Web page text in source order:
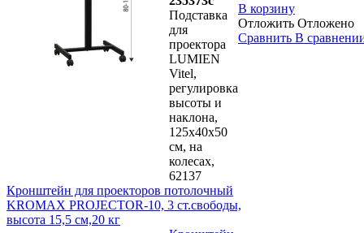
Подставка
для
проектора
LUMIEN
Vitel,
регулировка
высоты и
наклона,
125х40х50
см, на
колесах,
62137
В корзину
Отложить Отложено
Сравнить В
Кронштейн для проекторов потолочный
KROMAX PROJECTOR-10, 3 ст.свободы,
высота 15,5 см,20 кг